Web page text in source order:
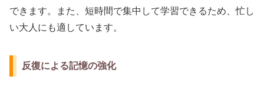
できます。また、短時間で集中して学習できるため、忙し
い大人にも適しています。
反復による記憶の強化